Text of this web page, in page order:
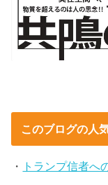
このブログの人
・ トランプ信者